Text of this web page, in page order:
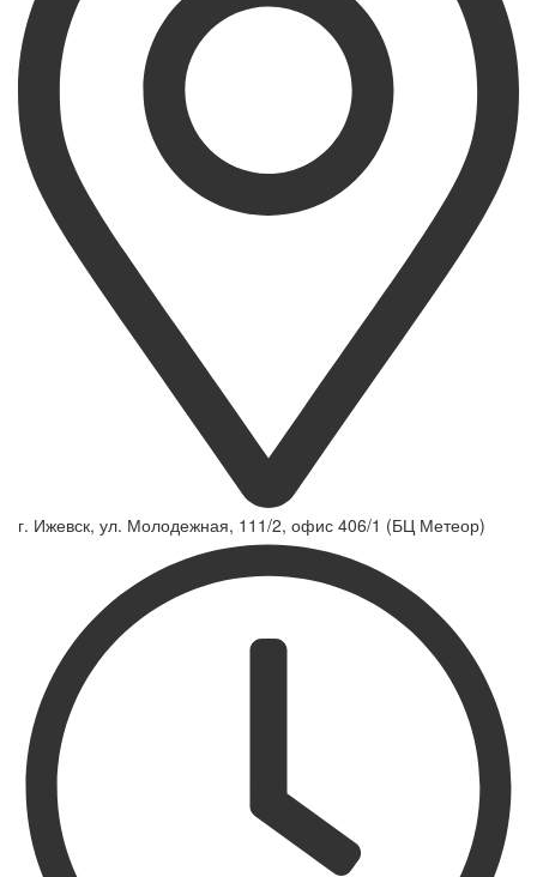
г. Ижевск, ул. Молодежная, 111/2, офис 406/1 (БЦ Метеор)